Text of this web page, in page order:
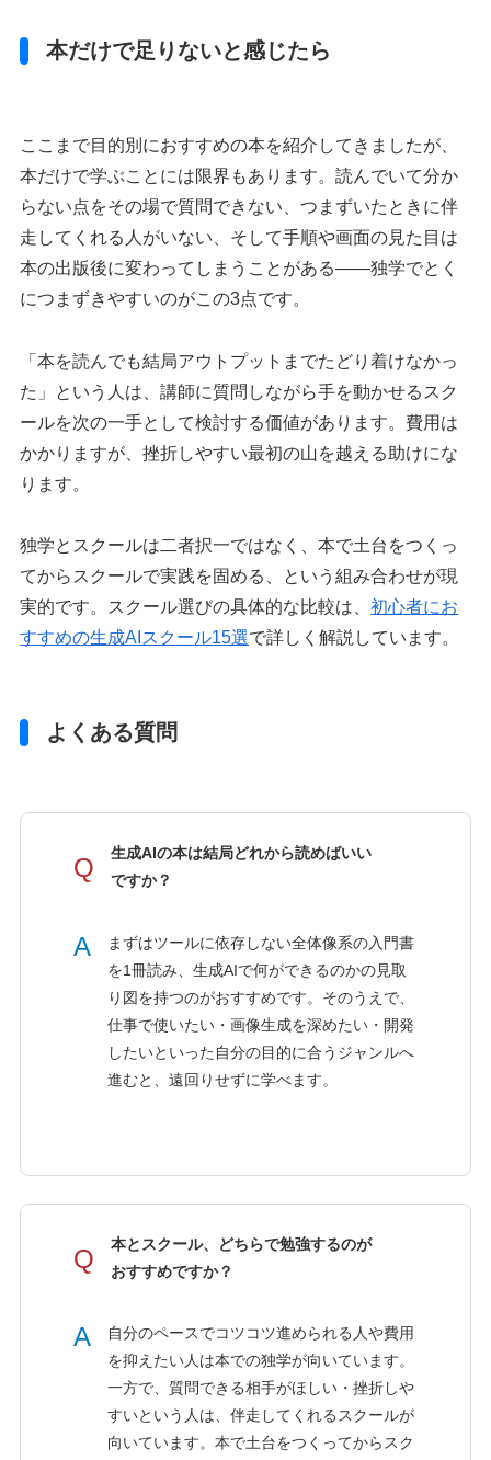
本だけで足りないと感じたら
ここまで目的別におすすめの本を紹介してきましたが、
本だけで学ぶことには限界もあります。読んでいて分か
らない点をその場で質問できない、つまずいたときに伴
走してくれる人がいない、そして手順や画面の見た目は
本の出版後に変わってしまうことがある——独学でとく
につまずきやすいのがこの3点です。
「本を読んでも結局アウトプットまでたどり着けなかっ
た」という人は、講師に質問しながら手を動かせるスク
ールを次の一手として検討する価値があります。費用は
かかりますが、挫折しやすい最初の山を越える助けにな
ります。
独学とスクールは二者択一ではなく、本で土台をつくっ
てからスクールで実践を固める、という組み合わせが現
実的です。スクール選びの具体的な比較は、初心者にお
すすめの生成AIスクール15選で詳しく解説しています。
よくある質問
Q
生成AIの本は結局どれから読めばいい
ですか？
A
まずはツールに依存しない全体像系の入門書
を1冊読み、生成AIで何ができるのかの見取
り図を持つのがおすすめです。そのうえで、
仕事で使いたい・画像生成を深めたい・開発
したいといった自分の目的に合うジャンルへ
進むと、遠回りせずに学べます。
Q
本とスクール、どちらで勉強するのが
おすすめですか？
A
自分のペースでコツコツ進められる人や費用
を抑えたい人は本での独学が向いています。
一方で、質問できる相手がほしい・挫折しや
すいという人は、伴走してくれるスクールが
向いています。本で土台をつくってからスク